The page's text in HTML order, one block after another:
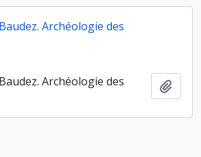
Archéologie des
Archéologie des